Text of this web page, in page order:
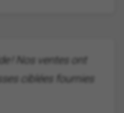
! Nos ventes ont
ciblées fournies